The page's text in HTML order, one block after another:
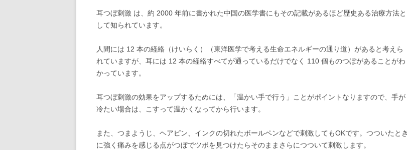
耳つぼ刺激 は、約 2000 年前に書かれた中国の医学書にもその記載があるほど歴史ある治療方法と
して知られています。
人間には 12 本の経絡（けいらく）（東洋医学で考える生命エネルギーの通り道）があると考えら
れていますが、耳には 12 本の経絡すべてが通っているだけでなく 110 個ものつぼがあることがわ
かっています。
耳つぼ刺激の効果をアップするためには、「温かい手で行う」ことがポイントなりますので、手が
冷たい場合は、こすって温かくなってから行います。
また、つまようじ、ヘアピン、インクの切れたボールペンなどで刺激してもOKです。つついたとき
に強く痛みを感じる点がつぼでツボを見つけたらそのままさらにつついて刺激します。